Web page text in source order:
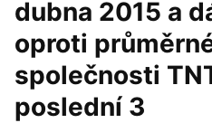
dubna 2015 a
oproti
společnosti
poslední 3